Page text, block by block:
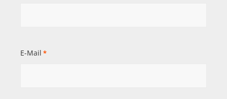
E-Mail *